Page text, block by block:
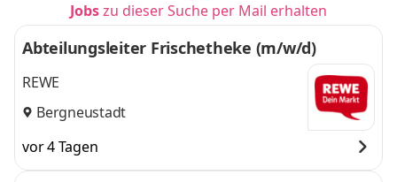
Jobszu dieser Suche per Mail erhalten
Abteilungsleiter Frischetheke (m/w/d)
REWE
Bergneustadt
vor 4 Tagen